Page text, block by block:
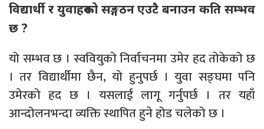
विद्यार्थी र युवाहरूको सङ्गठन एउटै बनाउन कति सम्भव
छ ?
यो सम्भव छ । स्ववियुको निर्वाचनमा उमेर हद तोकेको छ
। तर विद्यार्थीमा छैन, यो हुनुपर्छ । युवा सङ्घमा पनि
उमेरको हद छ । यसलाई लागू गर्नुपर्छ । तर यहाँ
आन्दोलनभन्दा व्यक्ति स्थापित हुने होड चलेको छ ।